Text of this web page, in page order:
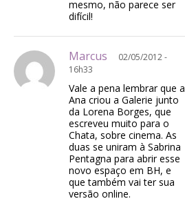
mesmo, não parece ser
difícil!
Marcus
02/05/2012 -
16h33
Vale a pena lembrar que a
Ana criou a Galerie junto
da Lorena Borges, que
escreveu muito para o
Chata, sobre cinema. As
duas se uniram à Sabrina
Pentagna para abrir esse
novo espaço em BH, e
que também vai ter sua
versão online.